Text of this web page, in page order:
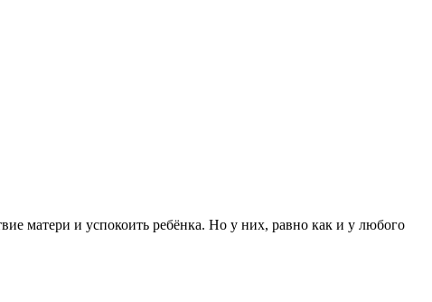
матери и успокоить ребёнка. Но у них, равно как и у любого